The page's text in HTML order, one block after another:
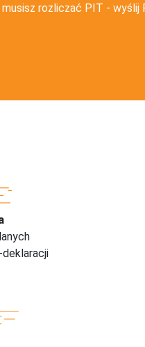
rozliczać PIT - wyślij
deklaracji